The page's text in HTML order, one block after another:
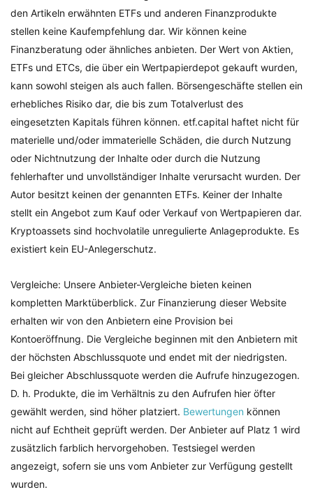
den Artikeln erwähnten ETFs und anderen Finanzprodukte
stellen keine Kaufempfehlung dar. Wir können keine
Finanzberatung oder ähnliches anbieten. Der Wert von Aktien,
ETFs und ETCs, die über ein Wertpapierdepot gekauft wurden,
kann sowohl steigen als auch fallen. Börsengeschäfte stellen ein
erhebliches Risiko dar, die bis zum Totalverlust des
eingesetzten Kapitals führen können. etf.capital haftet nicht für
materielle und/oder immaterielle Schäden, die durch Nutzung
oder Nichtnutzung der Inhalte oder durch die Nutzung
fehlerhafter und unvollständiger Inhalte verursacht wurden. Der
Autor besitzt keinen der genannten ETFs. Keiner der Inhalte
stellt ein Angebot zum Kauf oder Verkauf von Wertpapieren dar.
Kryptoassets sind hochvolatile unregulierte Anlageprodukte. Es
existiert kein EU-Anlegerschutz.
Vergleiche: Unsere Anbieter-Vergleiche bieten keinen
kompletten Marktüberblick. Zur Finanzierung dieser Website
erhalten wir von den Anbietern eine Provision bei
Kontoeröffnung. Die Vergleiche beginnen mit den Anbietern mit
der höchsten Abschlussquote und endet mit der niedrigsten.
Bei gleicher Abschlussquote werden die Aufrufe hinzugezogen.
D. h. Produkte, die im Verhältnis zu den Aufrufen hier öfter
gewählt werden, sind höher platziert. Bewertungen können
nicht auf Echtheit geprüft werden. Der Anbieter auf Platz 1 wird
zusätzlich farblich hervorgehoben. Testsiegel werden
angezeigt, sofern sie uns vom Anbieter zur Verfügung gestellt
wurden.